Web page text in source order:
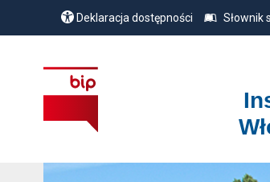
Deklaracja dostępności Słownik